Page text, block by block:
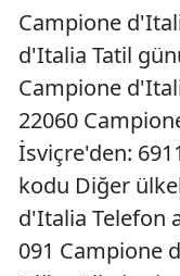
Campione
d'Italia Tatil
Campione
22060
İsviçre'den:
kodu Diğer
d'Italia
091 Campione